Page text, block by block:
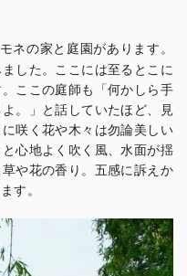
ネの家と庭園があります。
した。ここには至るとこに
ここの庭師も「何かしら手
。」と話していたほど、見
咲く花や木々は勿論美しい
心地よく吹く風、水面が揺
や花の香り。五感に訴えか
す。